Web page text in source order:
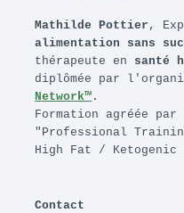
Mathilde Pottier ,
alimentation sans
thérapeute en santé
diplômée par
Network™ .
Formation agréée
"Professional
High Fat /
Contact